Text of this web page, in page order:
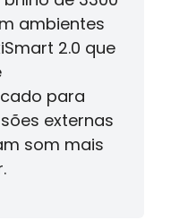
ambientes
2.0 que
para
externas
som mais